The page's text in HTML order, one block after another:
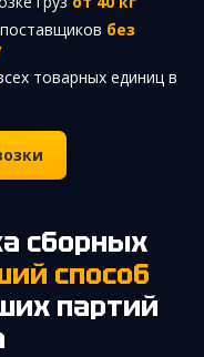
без
товарных единиц в
способ
партий